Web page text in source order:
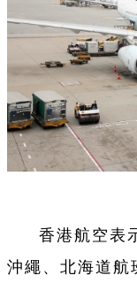
香港航空表
沖繩、北海道航